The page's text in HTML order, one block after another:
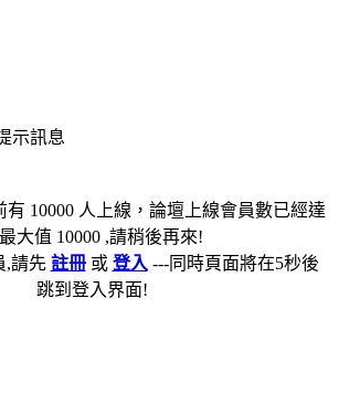
示訊息
10000 人上線，論壇上線會員數已經達
大值 10000 ,請稍後再來!
,請先 註冊或 登入 ---同時頁面將在5秒後
跳到登入界面!